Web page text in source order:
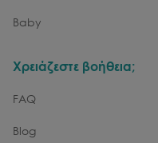
Baby
Χρειάζεστε βοήθεια;
FAQ
Blog